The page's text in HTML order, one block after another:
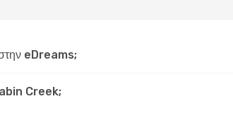
eDreams;
Creek;